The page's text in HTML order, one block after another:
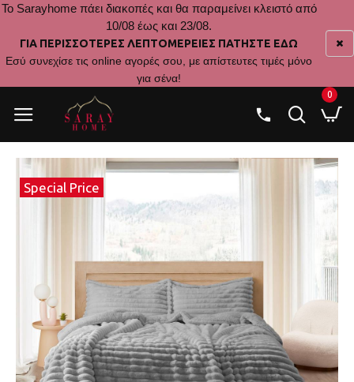
Το Sarayhome πάει διακοπές και θα παραμείνει κλειστό από
10/08 έως και 23/08.
ΓΙΑ ΠΕΡΙΣΣΟΤΕΡΕΣ ΛΕΠΤΟΜΕΡΕΙΕΣ ΠΑΤΗΣΤΕ ΕΔΩ
Εσύ συνεχίσε τις online αγορές σου, με απίστευτες τιμές μόνο
για σένα!
0
Special Price